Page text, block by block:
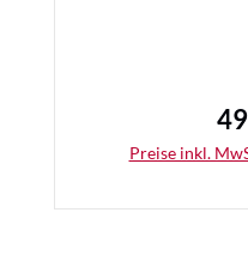
Preise inkl.